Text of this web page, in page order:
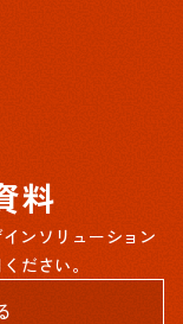
料
ンソリューション
ださい。